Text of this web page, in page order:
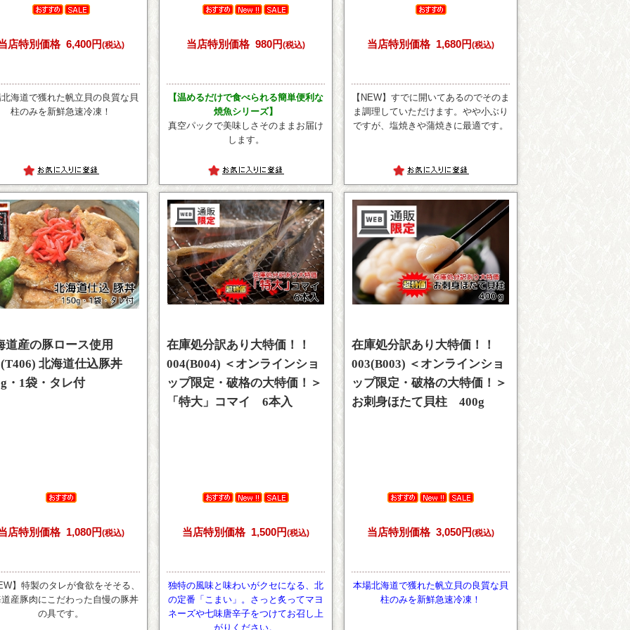
店特別価格 6,400円(税込)
海道で獲れた帆立貝の良質な貝
柱のみを新鮮急速冷凍！
当店特別価格 980円(税込)
【温めるだけで食べられる簡単便利な
焼魚シリーズ】
真空パックで美味しさそのままお届け
します。
当店特別価格 1,680円(税込)
【NEW】すでに開いてあるのでそのま
ま調理していただけます。やや小ぶり
ですが、塩焼きや蒲焼きに最適です。
道産の豚ロース使用
北海道仕込豚丼
・1袋・タレ付
店特別価格 1,080円(税込)
】特製のタレが食欲をそそる、
産豚肉にこだわった自慢の豚丼
の具です。
在庫処分訳あり大特価！！
004(B004) ＜オンラインショ
ップ限定・破格の大特価！＞
「特大」コマイ 6本入
当店特別価格 1,500円(税込)
独特の風味と味わいがクセになる、北
の定番「こまい」。さっと炙ってマヨ
ネーズや七味唐辛子をつけてお召し上
がりください。
在庫処分訳あり大特価！！
003(B003) ＜オンラインショ
ップ限定・破格の大特価！＞
お刺身ほたて貝柱 400g
当店特別価格 3,050円(税込)
本場北海道で獲れた帆立貝の良質な貝
柱のみを新鮮急速冷凍！